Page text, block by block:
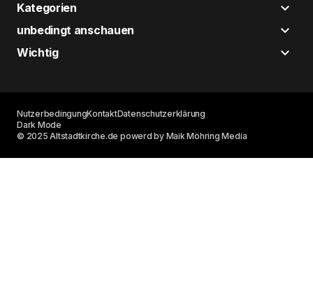
Kategorien
unbedingt anschauen
Wichtig
© 2025 Altstadtkirche.de powerd by Maik Möhring Media
NutzerbedingungKontaktDatenschutzerklärung
Dark Mode